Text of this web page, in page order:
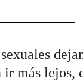
ir más lejos,